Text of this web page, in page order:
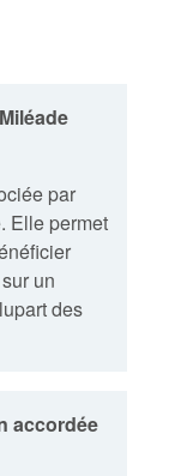
par
Elle permet
sur un
des
accordée